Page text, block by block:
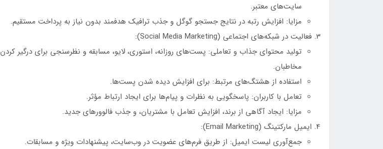
سایت‌های معتبر.
مزایا: افزایش رتبه در نتایج جستجو گوگل و جذب ترافیک هدفمند بدون نیاز به پرداخت مستقیم.
فعالیت در شبکه‌های اجتماعی (Social Media Marketing):
تولید محتوای جذاب و تعاملی: پست‌های روزانه، استوری، لایو، مسابقه و نظرسنجی برای درگیر کردن
مخاطبان.
استفاده از هشتگ‌های مرتبط: برای افزایش دیده شدن پست‌ها.
تعامل با کاربران: پاسخگویی به نظرات و پیام‌ها برای ایجاد ارتباط مؤثر.
مزایا: ایجاد آگاهی از برند، افزایش تعامل با مشتریان، و جذب فالوورهای جدید.
ایمیل مارکتینگ (Email Marketing):
جمع‌آوری لیست ایمیل: از طریق فرم‌های عضویت در وب‌سایت، پیشنهادات ویژه و مسابقات.